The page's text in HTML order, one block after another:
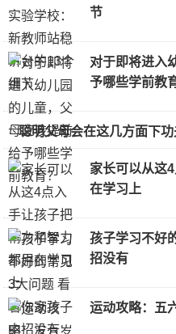
节
对于即将进入
予哪些学前教
聪明父母会在这几方面下
家长可以从这
在学习上
孩子学习不好
招没有
运动攻略：五